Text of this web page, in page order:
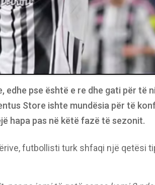
edhe pse është e re dhe gati për të
Store ishte mundësia për të
hapa pas në këtë fazë të sezonit.
futbollisti turk shfaqi një qetësi